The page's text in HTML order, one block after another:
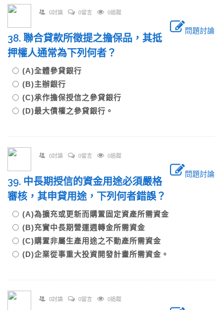
0討論 0留言 0追蹤
問題討論
38. 聯合貸款所徵提之擔保品，其抵
押權人通常為下列何者？
(A)全體參貸銀行
(B)主辦銀行
(C)承作擔保授信之參貸銀行
(D)最大債權之參貸銀行。
0討論 0留言 0追蹤
問題討論
39. 中長期授信的資金用途必須嚴格
審核，其申貸用途，下列何者錯誤？
(A)為擴充或更新而購置固定資產所需資金
(B)充實中長期營運週轉金所需資金
(C)購置非屬生產用途之不動產所需資金
(D)企業從事重大投資開發計畫所需資金。
0討論 0留言 0追蹤